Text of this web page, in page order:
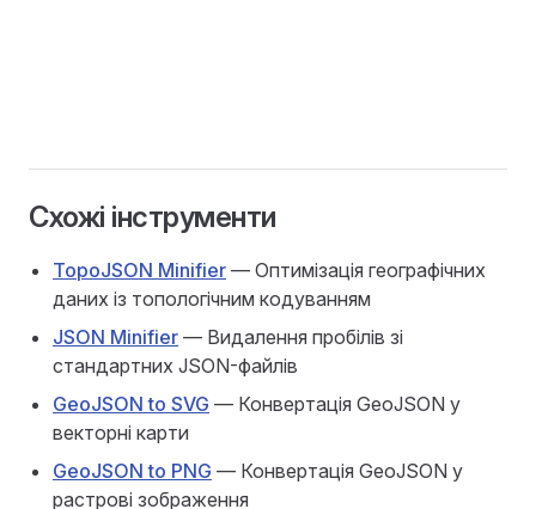
Схожі інструменти
TopoJSON Minifier — Оптимізація географічних
даних із топологічним кодуванням
JSON Minifier — Видалення пробілів зі
стандартних JSON-файлів
GeoJSON to SVG — Конвертація GeoJSON у
векторні карти
GeoJSON to PNG — Конвертація GeoJSON у
растрові зображення